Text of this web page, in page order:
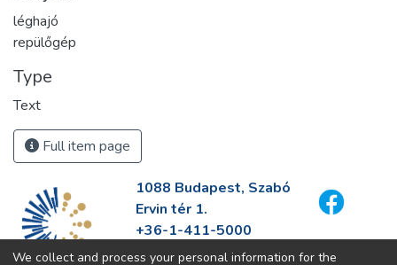
léghajó
repülőgép
Type
Text
Full item page
1088 Budapest, Szabó
Ervin tér 1.
+36-1-411-5000
info@fszek.hu
We collect and process your personal information for the